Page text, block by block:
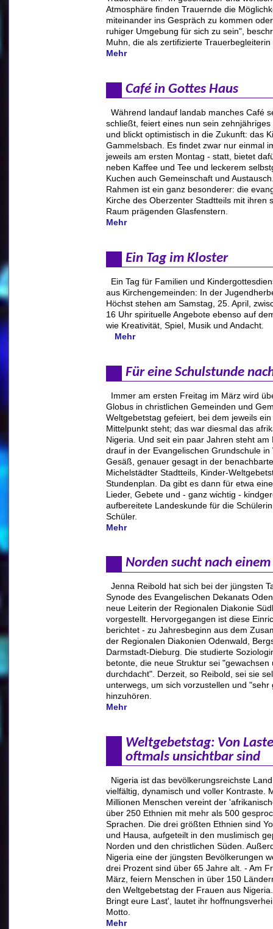
Atmosphäre finden Trauernde die
miteinander ins Gespräch zu kommen
ruhiger Umgebung für sich zu sein",
Muhn, die als zertifizierte
Mehr
Café in Gottes Haus
Während landauf landab manches Café
schließt, feiert eines nun sein zehnjähriges
und blickt optimistisch in die Zukunft: das
Gammelsbach. Es findet zwar nur einmal
jeweils am ersten Montag - statt, bietet
neben Kaffee und Tee und leckerem
Kuchen auch Gemeinschaft und
Rahmen ist ein ganz besonderer: die
Kirche des Oberzenter Stadtteils mit ihren
Raum prägenden Glasfenstern.
Mehr
Ein Tag im Kloster
Ein Tag für Familien und
aus Kirchengemeinden: In der
Höchst stehen am Samstag, 25. April,
16 Uhr spirituelle Angebote ebenso auf
wie Kreativität, Spiel, Musik und Andacht.
Mehr
Für eine Schulstunde
Immer am ersten Freitag im März wird
Globus in christlichen Gemeinden und
Weltgebetstag gefeiert, bei dem jeweils
Mittelpunkt steht; das war diesmal das
Nigeria. Und seit ein paar Jahren steht am
drauf in der Evangelischen Grundschule in
Gesäß, genauer gesagt in der
Michelstädter Stadtteils, Kinder-
Stundenplan. Da gibt es dann für etwa
Lieder, Gebete und - ganz wichtig -
aufbereitete Landeskunde für die
Schüler.
Mehr
Norden sucht nach
Jenna Reibold hat sich bei der jüngsten
Synode des Evangelischen Dekanats
neue Leiterin der Regionalen Diakonie
vorgestellt. Hervorgegangen ist diese
berichtet - zu Jahresbeginn aus dem
der Regionalen Diakonien Odenwald,
Darmstadt-Dieburg. Die studierte
betonte, die neue Struktur sei "gewachsen
durchdacht". Derzeit, so Reibold, sei sie
unterwegs, um sich vorzustellen und "sehr
hinzuhören.
Mehr
Weltgebetstag: Von
oftmals unsichtbar sind
Nigeria ist das bevölkerungsreichste
vielfältig, dynamisch und voller Kontraste.
Millionen Menschen vereint der
über 250 Ethnien mit mehr als 500
Sprachen. Die drei größten Ethnien sind
und Hausa, aufgeteilt in den muslimisch
Norden und den christlichen Süden.
Nigeria eine der jüngsten Bevölkerungen
drei Prozent sind über 65 Jahre alt. - Am
März, feiern Menschen in über 150
den Weltgebetstag der Frauen aus
Bringt eure Last', lautet ihr
Motto.
Mehr